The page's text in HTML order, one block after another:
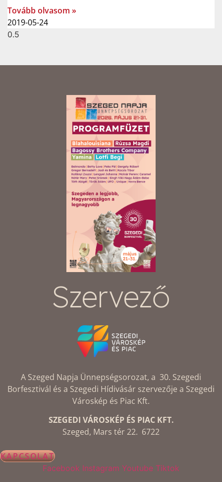
Tovább olvasom »
2019-05-24
Szervező
A Szeged Napja Ünnepségsorozat, a 30. Szegedi
Borfesztivál és a Szegedi Hídivásár szervezője a Szegedi
Városkép és Piac Kft.
SZEGEDI VÁROSKÉP ÉS PIAC KFT.
Szeged, Mars tér 22. 6722
KAPCSOLAT
Facebook Instagram Youtube Tiktok